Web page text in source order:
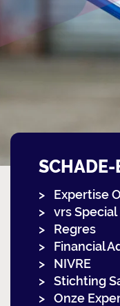
SCHADE-
Expertise
vrs
Regres
Financial
NIVRE
Stichting
Onze